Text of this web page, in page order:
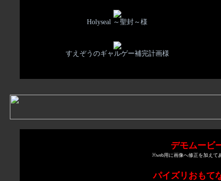
Holyseal ～聖封～様
すえぞうのギャルゲー補完計画様
デモムービ
※web用に画像へ修正を加えて
パイズリおもて